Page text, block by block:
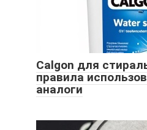
Calgon для
правила
аналоги